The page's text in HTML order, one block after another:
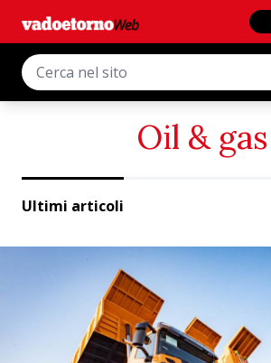
Oil & gas
Ultimi articoli